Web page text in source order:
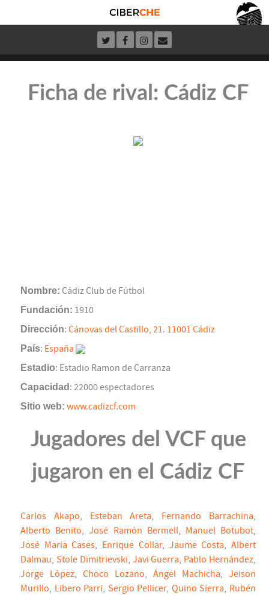
Ficha de rival: Cádiz CF
Nombre: Cádiz Club de Fútbol
Fundación: 1910
Dirección: Cánovas del Castillo, 21. 11001 Cádiz
País: España
Estadio: Estadio Ramon de Carranza
Capacidad : 22000 espectadores
Sitio web: www.cadizcf.com
Jugadores del VCF que
jugaron en el Cádiz CF
Carlos Akapo, Esteban Areta, Fernando Barrachina,
Alberto Benito,José Ramón Bermell, Manuel Botubot,
José María Cases, Enrique Collar, Jaume Costa,Albert
Dalmau, Stole Dimitrievski, Javi Guerra, Pablo Hernández,
Jorge López, Choco Lozano, Ángel Machicha, Jeison
Murillo, Libero Parri, Sergio Pellicer, Quino Sierra, Rubén